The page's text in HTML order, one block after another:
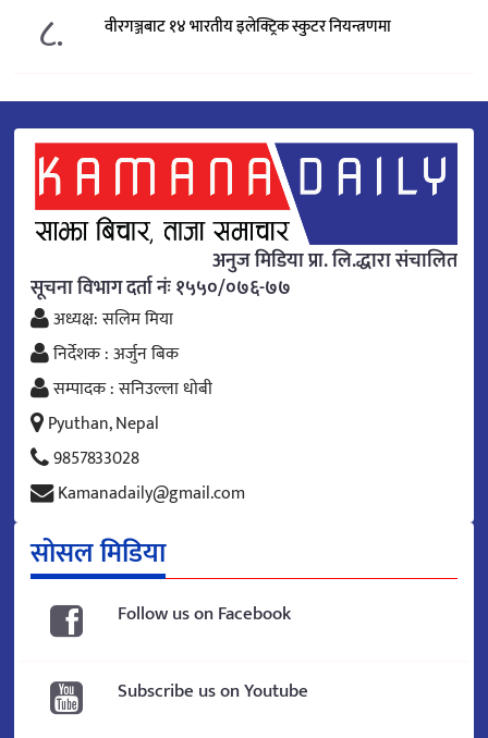
८. वीरगञ्जबाट १४ भारतीय इलेक्ट्रिक स्कुटर नियन्त्रणमा
अनुज मिडिया प्रा. लि.द्धारा संचालित
सूचना विभाग दर्ता नंः १५५०/०७६-७७
अध्यक्ष: सलिम मिया
निर्देशक : अर्जुन बिक
सम्पादक : सनिउल्ला धोबी
Pyuthan, Nepal
9857833028
Kamanadaily@gmail.com
सोसल मिडिया
Follow us on Facebook
Subscribe us on Youtube